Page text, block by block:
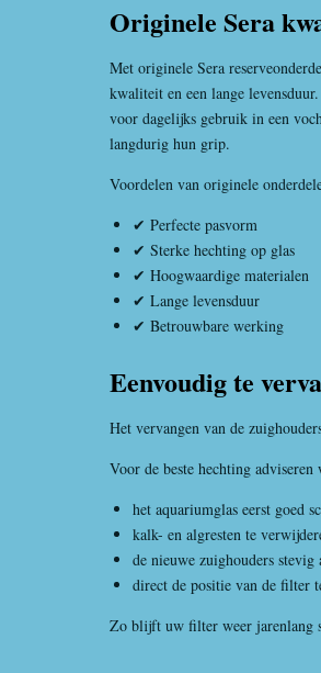
Originele Sera
Met originele Sera
kwaliteit en een lange
voor dagelijks gebruik in een
langdurig hun grip.
Voordelen van originele
✔ Perfecte pasvorm
✔ Sterke hechting op glas
✔ Hoogwaardige materialen
✔ Lange levensduur
✔ Betrouwbare werking
Eenvoudig te
Het vervangen van de
Voor de beste hechting adviseren
het aquariumglas eerst goed
kalk- en algresten te
de nieuwe zuighouders stevig
direct de positie van de filter
Zo blijft uw filter weer jarenlang